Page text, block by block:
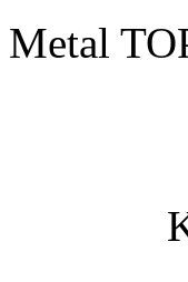
Metal